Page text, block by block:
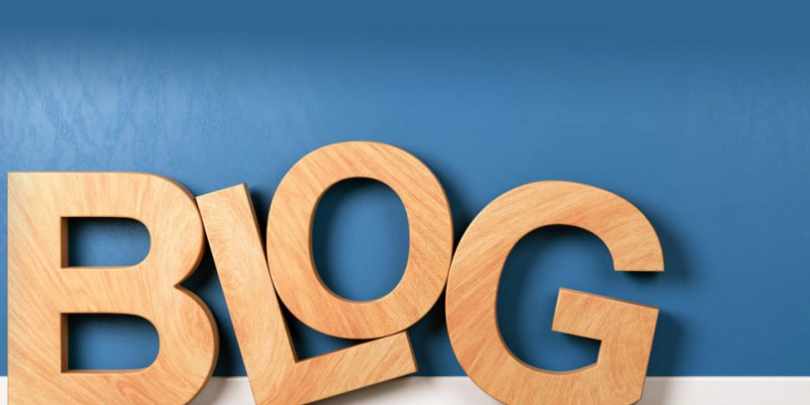
BLOG
und Anregungen von Grit Moschke